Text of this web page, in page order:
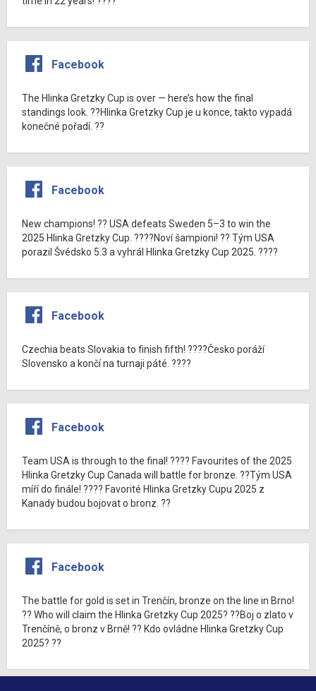
Facebook
The Hlinka Gretzky Cup is over — here’s how the final
standings look. ??Hlinka Gretzky Cup je u konce, takto vypadá
konečné pořadí. ??
Facebook
New champions! ?? USA defeats Sweden 5–3 to win the
2025 Hlinka Gretzky Cup. ????Noví šampioni! ?? Tým USA
porazil Švédsko 5:3 a vyhrál Hlinka Gretzky Cup 2025. ????
Facebook
Czechia beats Slovakia to finish fifth! ????Česko poráží
Slovensko a končí na turnaji páté. ????
Facebook
Team USA is through to the final! ???? Favourites of the 2025
Hlinka Gretzky Cup Canada will battle for bronze. ??Tým USA
míří do finále! ???? Favorité Hlinka Gretzky Cupu 2025 z
Kanady budou bojovat o bronz. ??
Facebook
The battle for gold is set in Trenčín, bronze on the line in Brno!
?? Who will claim the Hlinka Gretzky Cup 2025? ??Boj o zlato v
Trenčíně, o bronz v Brně! ?? Kdo ovládne Hlinka Gretzky Cup
2025? ??